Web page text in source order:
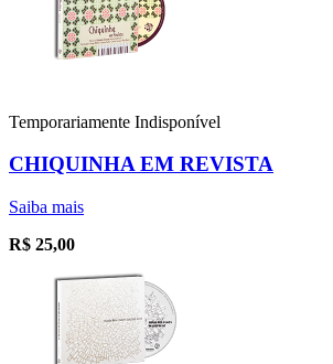
Temporariamente Indisponível
CHIQUINHA EM REVISTA
Saiba mais
R$ 25,00